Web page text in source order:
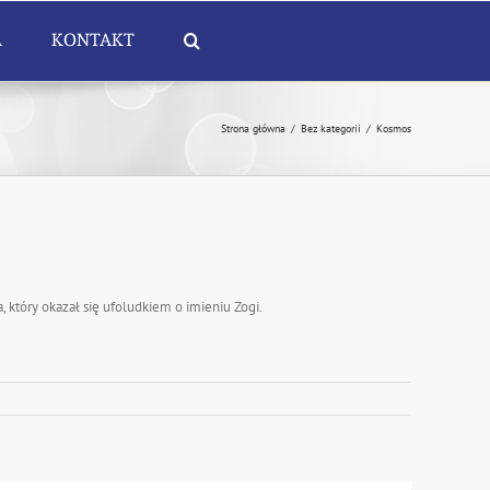
KONTAKT
Strona główna / Bez kategorii / Kosmos
który okazał się ufoludkiem o imieniu Zogi.